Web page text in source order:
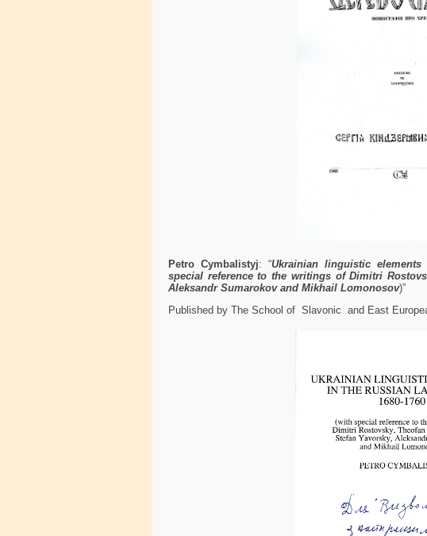
Petro Cymbalistyj: “Ukrainian linguistic elements
special reference to the writings of Dimitri
Aleksandr Sumarokov and Mikhail Lomonosov)”
Published by The School of Slavonic and East